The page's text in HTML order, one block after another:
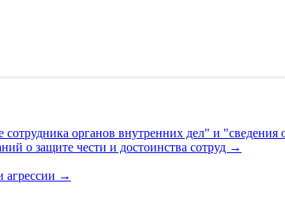
органов внутренних дел" и
о защите чести и достоинства сотруд →
агрессии →